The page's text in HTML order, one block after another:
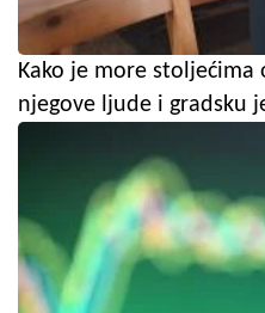
Kako je more stoljećima
njegove ljude i gradsku